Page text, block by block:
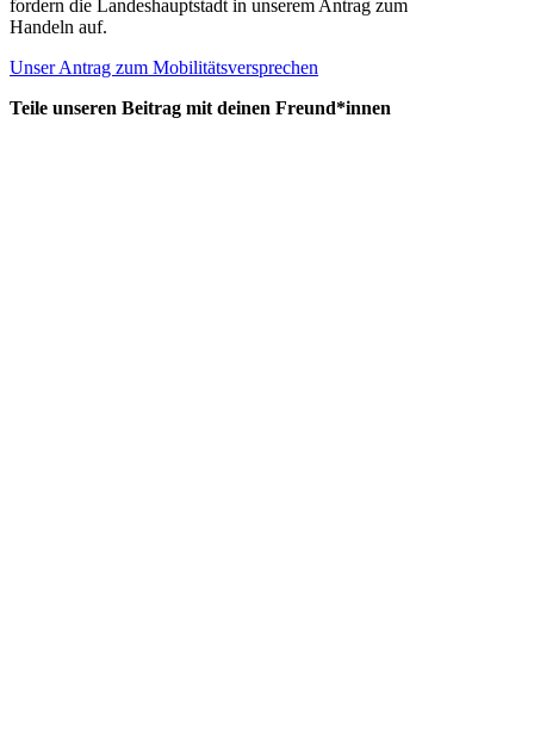
fordern die Landeshauptstadt in unserem Antrag zum
Handeln auf.
Unser Antrag zum Mobilitätsversprechen
Teile unseren Beitrag mit deinen Freund*innen